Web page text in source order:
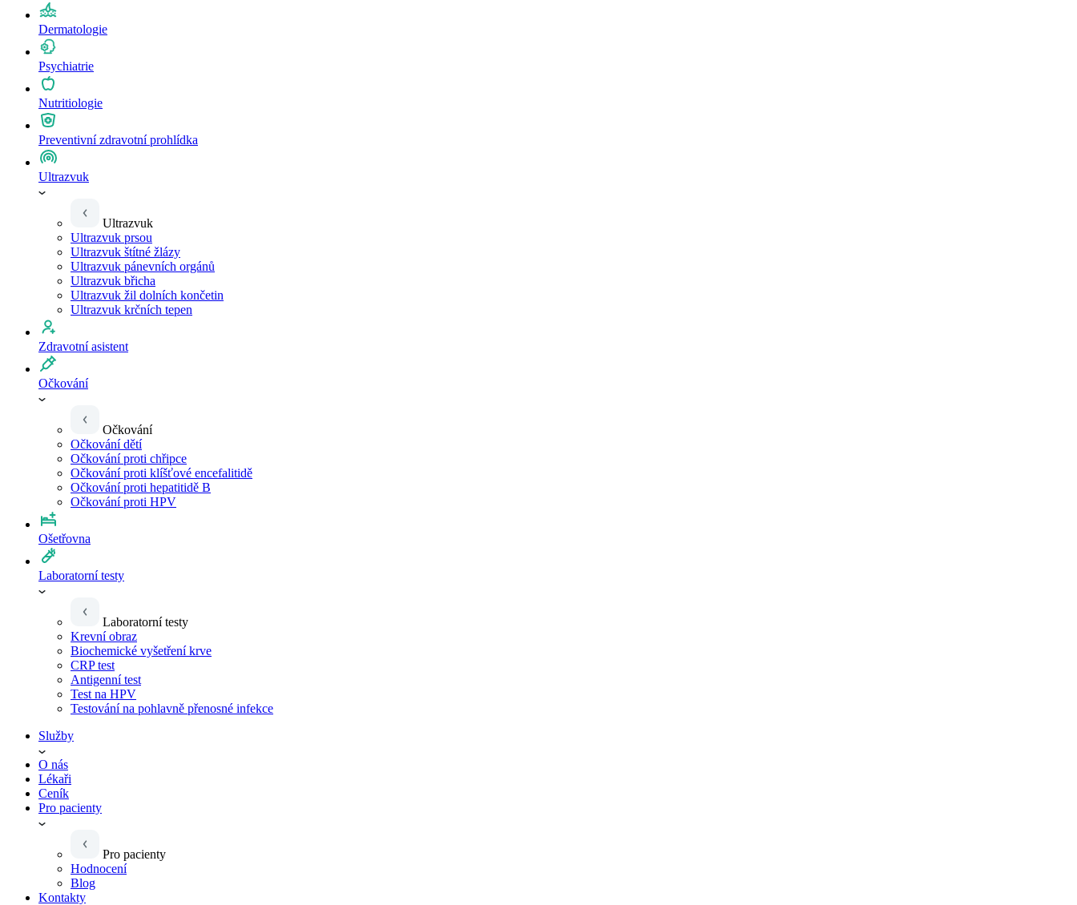
Dermatologie
Psychiatrie
Nutritiologie
Preventivní zdravotní prohlídka
Ultrazvuk
Ultrazvuk
Ultrazvuk prsou
Ultrazvuk štítné žlázy
Ultrazvuk pánevních orgánů
Ultrazvuk břicha
Ultrazvuk žil dolních končetin
Ultrazvuk krčních tepen
Zdravotní asistent
Očkování
Očkování
Očkování dětí
Očkování proti chřipce
Očkování proti klíšťové encefalitidě
Očkování proti hepatitidě B
Očkování proti HPV
Ošetřovna
Laboratorní testy
Laboratorní testy
Krevní obraz
Biochemické vyšetření krve
CRP test
Antigenní test
Test na HPV
Testování na pohlavně přenosné infekce
Služby
O nás
Lékaři
Ceník
Pro pacienty
Pro pacienty
Hodnocení
Blog
Kontakty